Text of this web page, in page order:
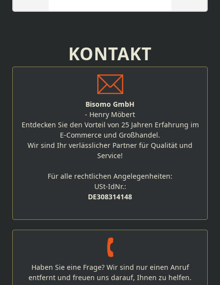
KONTAKT
Bisomo GmbH
- Henry Möbert
Entdecken Sie den Vorteil von 25 Jahren Erfahrung im
E-Commerce und Großhandel.
Wir sind Ihr verlässlicher Partner für Qualität und
Service!
Für alle rechtlichen Angelegenheiten:
USt-IdNr.:
DE308314148
Haben Sie eine Frage? Wir sind nur einen Anruf
entfernt und freuen uns darauf, Ihnen zu helfen.